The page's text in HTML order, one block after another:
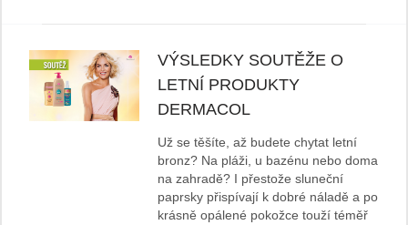
VÝSLEDKY SOUTĚŽE O
LETNÍ PRODUKTY
DERMACOL
Už se těšíte, až budete chytat letní
bronz? Na pláži, u bazénu nebo doma
na zahradě? I přestože sluneční
paprsky přispívají k dobré náladě a po
krásně opálené pokožce touží téměř